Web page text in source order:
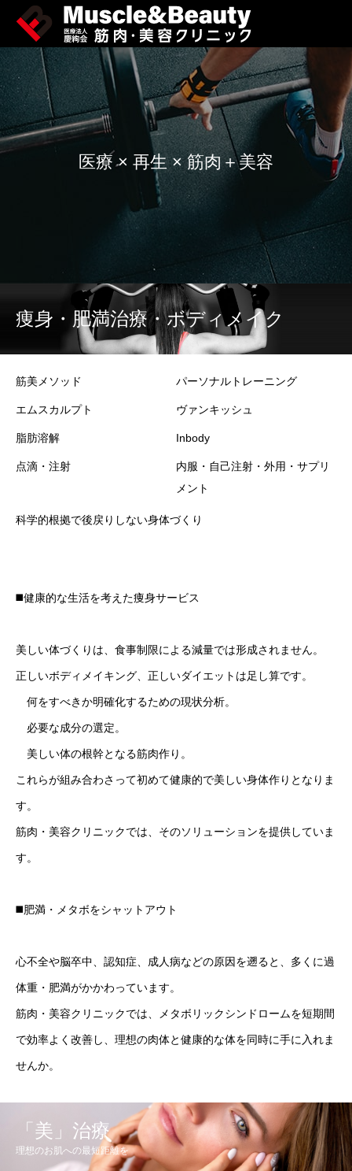
医療 × 再生 × 筋肉＋美容
痩身・肥満治療・ボディメイク
筋美メソッド パーソナルトレーニング
エムスカルプト ヴァンキッシュ
脂肪溶解 Inbody
点滴・注射
内服・自己注射・外用・サプリ
メント
科学的根拠で後戻りしない身体づくり
◼️健康的な生活を考えた痩身サービス
美しい体づくりは、食事制限による減量では形成されません。
正しいボディメイキング、正しいダイエットは足し算です。
何をすべきか明確化するための現状分析。
必要な成分の選定。
美しい体の根幹となる筋肉作り。
これらが組み合わさって初めて健康的で美しい身体作りとなりま
す。
筋肉・美容クリニックでは、そのソリューションを提供していま
す。
◼️肥満・メタボをシャットアウト
心不全や脳卒中、認知症、成人病などの原因を遡ると、多くに過
体重・肥満がかかわっています。
筋肉・美容クリニックでは、メタボリックシンドロームを短期間
で効率よく改善し、理想の肉体と健康的な体を同時に手に入れま
せんか。
「美」治療
理想のお肌への最短距離を